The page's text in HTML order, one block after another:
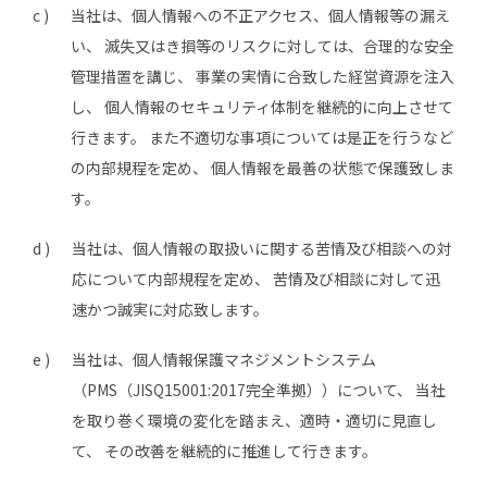
c )
当社は、個人情報への不正アクセス、個人情報等の漏え
い、 滅失又はき損等のリスクに対しては、合理的な安全
管理措置を講じ、 事業の実情に合致した経営資源を注入
し、 個人情報のセキュリティ体制を継続的に向上させて
行きます。 また不適切な事項については是正を行うなど
の内部規程を定め、 個人情報を最善の状態で保護致しま
す。
d )
当社は、個人情報の取扱いに関する苦情及び相談への対
応について内部規程を定め、 苦情及び相談に対して迅
速かつ誠実に対応致します。
e )
当社は、個人情報保護マネジメントシステム
（PMS（JISQ15001:2017完全準拠））について、 当社
を取り巻く環境の変化を踏まえ、適時・適切に見直し
て、 その改善を継続的に推進して行きます。